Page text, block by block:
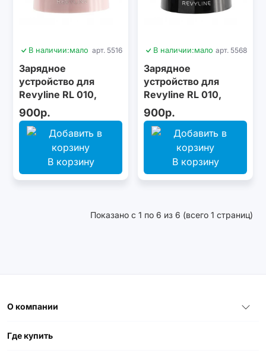
В наличии:мало арт. 5516
Зарядное
устройство для
Revyline RL 010,
розовое
900р.
В корзину
В наличии:мало арт. 5568
Зарядное
устройство для
Revyline RL 010,
черное
900р.
В корзину
Показано с 1 по 6 из 6 (всего 1 страниц)
О компании
Где купить